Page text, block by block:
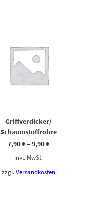
Griffverdicker/
Schaumstoffrohre
7,90€–9,90€
inkl. MwSt.
zzgl.Versandkosten